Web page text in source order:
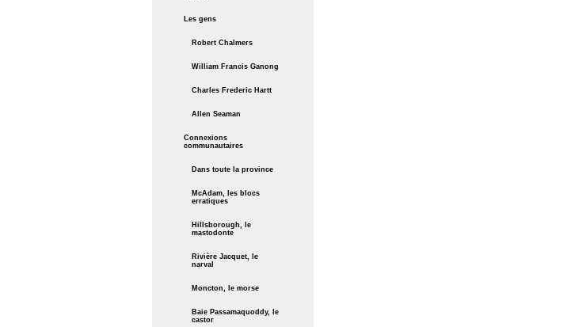
Les gens
Robert Chalmers
William Francis Ganong
Charles Frederic Hartt
Allen Seaman
Connexions
communautaires
Dans toute la province
McAdam, les blocs
erratiques
Hillsborough, le
mastodonte
Rivière Jacquet, le
narval
Moncton, le morse
Baie Passamaquoddy, le
castor